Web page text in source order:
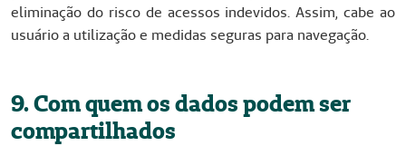
eliminação do risco de acessos indevidos. Assim, cabe ao
usuário a utilização e medidas seguras para navegação.
9. Com quem os dados podem ser
compartilhados